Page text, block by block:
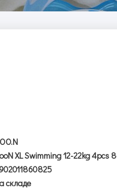
XL Swimming 12-22kg 4pcs
складе